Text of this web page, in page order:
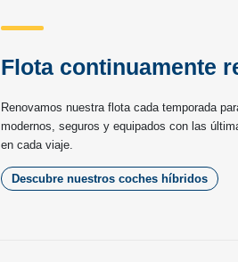
Flota continuamente
Renovamos nuestra flota cada temporada
modernos, seguros y equipados con las
en cada viaje.
Descubre nuestros coches híbridos